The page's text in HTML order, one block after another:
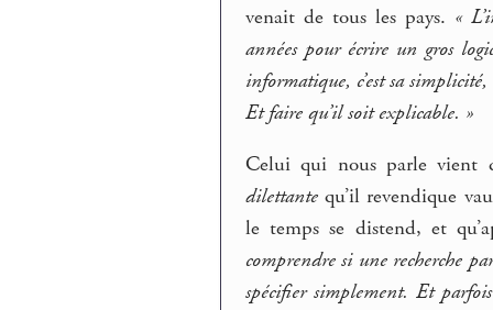
venait de tous les pays. «
années pour écrire un gros
informatique, c’est sa
Et faire qu’il soit explicable. »
Celui qui nous parle
dilettante qu’il revendique
le temps se distend, et
comprendre si une recherche
spécifier simplement. Et